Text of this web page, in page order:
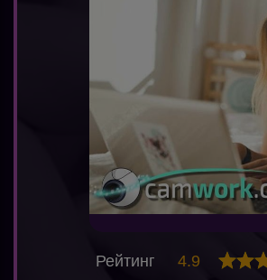
Рейтинг 4.9